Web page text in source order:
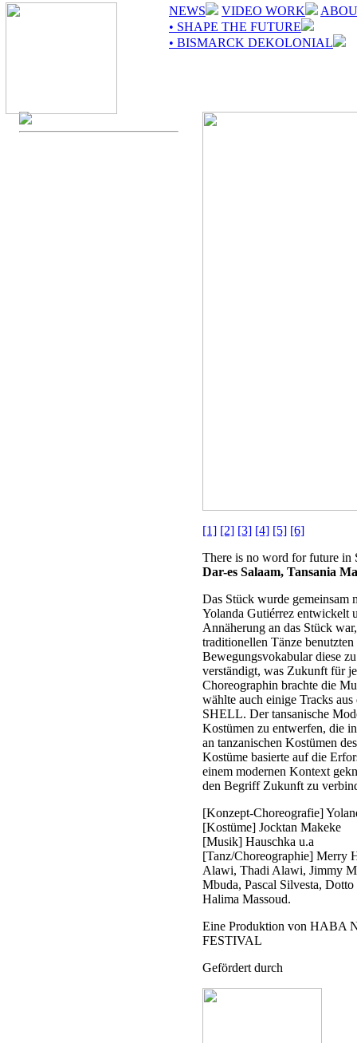
NEWS VIDEO WORK
• SHAPE THE FUTURE
• BISMARCK DEKOLONIAL
[1] [2] [3] [4] [5] [6]
There is no word for future in
Dar-es Salaam, Tansania
Das Stück wurde gemeinsam
Yolanda Gutiérrez entwickelt
Annäherung an das Stück
traditionellen Tänze
Bewegungsvokabular diese
verständigt, was Zukunft für
Choreographin brachte die
wählte auch einige Tracks
SHELL. Der tansanische
Kostümen zu entwerfen, die
an tanzanischen Kostümen
Kostüme basierte auf die
einem modernen Kontext
den Begriff Zukunft zu
[Konzept-Choreografie]
[Kostüme] Jocktan Makeke
[Musik] Hauschka u.a
[Tanz/Choreographie] Merry
Alawi, Thadi Alawi, Jimmy
Mbuda, Pascal Silvesta,
Halima Massoud.
Eine Produktion von
FESTIVAL
Gefördert durch